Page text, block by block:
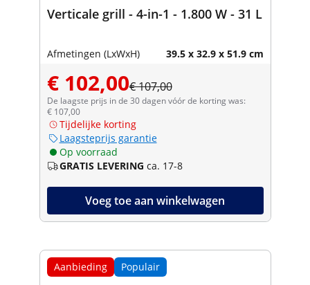
Verticale grill - 4-in-1 - 1.800 W - 31 L
Afmetingen (LxWxH) 39.5 x 32.9 x 51.9 cm
€ 102,00€ 107,00
De laagste prijs in de 30 dagen vóór de korting was:
€ 107,00
Tijdelijke korting
Laagsteprijs garantie
Op voorraad
GRATIS LEVERING ca. 17-8
Voeg toe aan winkelwagen
Aanbieding Populair